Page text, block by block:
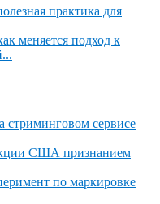
практика для
меняется подход к
стриминговом сервисе
США признанием
по маркировке